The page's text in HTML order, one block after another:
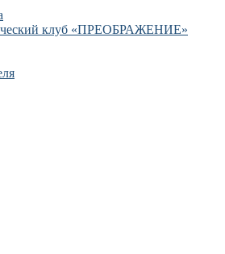
клуб «ПРЕОБРАЖЕНИЕ»